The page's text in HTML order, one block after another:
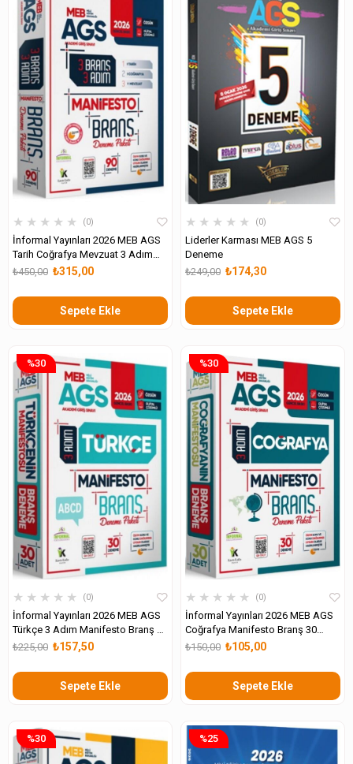
★ ★ ★ ★ ★ 0
İnformal Yayınları 2026 MEB AGS
Tarih Coğrafya Mevzuat 3 Adım
3lü Manifesto 90 Adet Dijital
₺315,00
₺450,00
Sepete Ekle
★ ★ ★ ★ ★ 0
Liderler Karması MEB AGS 5
Deneme
₺174,30
₺249,00
Sepete Ekle
★ ★ ★ ★ ★ 0
İnformal Yayınları 2026 MEB AGS
Türkçe 3 Adım Manifesto Branş 30
lu Deneme₺157,50
₺225,00
Sepete Ekle
%30
★ ★ ★ ★ ★ 0
İnformal Yayınları 2026 MEB AGS
Coğrafya Manifesto Branş 30
Deneme ₺105,00
₺150,00
Sepete Ekle
%30
%30 %25